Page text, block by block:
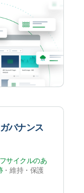
バナンス
サイクルのあ
・維持・保護